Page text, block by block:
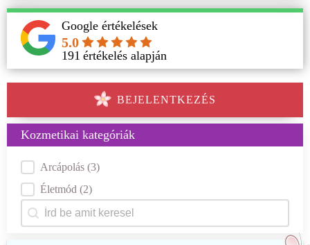
Kozmetikai kategóriák
Kategóriák
Arcápolás (3)
Életmód (2)
Keresés
Search content
BEJELENTKEZÉS
Google értékelések
5.0
191 értékelés alapján